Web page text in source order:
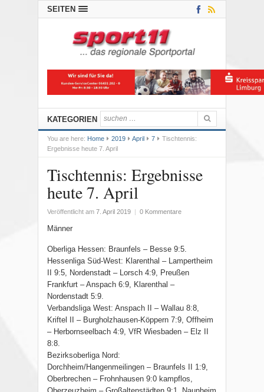
SEITEN
KATEGORIEN
You are here: Home 2019 April 7
Tischtennis:
Ergebnisse heute 7. April
Tischtennis: Ergebnisse
heute 7. April
Veröffentlicht am 7. April 2019 0 Kommentare
Männer
Oberliga Hessen: Braunfels – Besse 9:5.
Hessenliga Süd-West: Klarenthal – Lampertheim
II 9:5, Nordenstadt – Lorsch 4:9, Preußen
Frankfurt – Anspach 6:9, Klarenthal –
Nordenstadt 5:9.
Verbandsliga West: Anspach II – Wallau 8:8,
Kriftel II – Burgholzhausen-Köppern 7:9, Offheim
– Herbornseelbach 4:9, VfR Wiesbaden – Elz II
8:8.
Bezirksoberliga Nord:
Dorchheim/Hangenmeilingen – Braunfels II 1:9,
Oberbrechen – Frohnhausen 9:0 kampflos,